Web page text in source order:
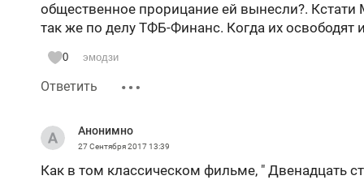
общественное прорицание ей вынесли?.
так же по делу ТФБ-Финанс. Когда их освободят
0 эмодзи
Ответить
Анонимно
27 Сентября 201713:39
Как в том классическом фильме, " Двенадцать